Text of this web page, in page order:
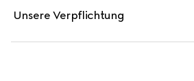
Unsere Verpflichtung